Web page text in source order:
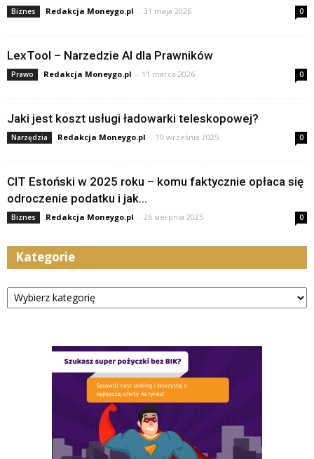
Biznes Redakcja Moneygo.pl - 31 maja 2026 0
LexTool – Narzedzie AI dla Prawników
Prawo Redakcja Moneygo.pl - 11 marca 2026 0
Jaki jest koszt usługi ładowarki teleskopowej?
Narzędzia Redakcja Moneygo.pl - 10 września 2025 0
CIT Estoński w 2025 roku – komu faktycznie opłaca się
odroczenie podatku i jak...
Biznes Redakcja Moneygo.pl - 26 sierpnia 2025 0
Kategorie
Kategorie